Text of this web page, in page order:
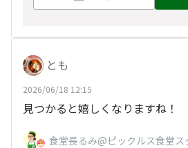
とも
2026/06/18 12:15
見つかると嬉しくなりますね！
食堂長るみ@ピックルス食堂ス